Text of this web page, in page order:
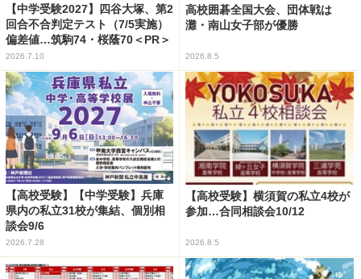
【中学受験2027】四谷大塚、第2
回合不合判定テスト（7/5実施）
偏差値…筑駒74・桜蔭70＜PR＞
2026.7.10
高校囲碁全国大会、団体戦は
灘・南山女子部が優勝
2026.8.5
【高校受験】【中学受験】兵庫
県内の私立31校が集結、個別相
談会9/6
2026.7.28
【高校受験】横須賀の私立4校が
参加…合同相談会10/12
2026.8.5